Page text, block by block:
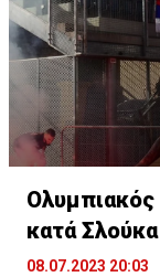
μεγάλος,
όλοι ίδιοι. Τα
καθένας
εκείνος
εγωισμό του. Για
Πήρε μια
την απόφαση τη
καθένας κάνει
για εκείνον.
κατά
08.07.2023 20:03